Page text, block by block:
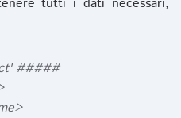
#####